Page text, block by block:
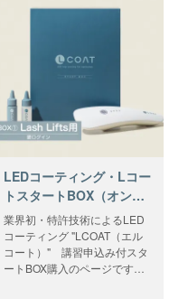
ました。それに伴い、規格に
ます。講習をお申込みしたア
カウントでログイン、テクニ
カル講習後に郵送されたライ
センスコードをご入力くださ
い。
LEDコーティング・Lコー
トスタートBOX（オンラ
イン講習＋商材選択）
業界初・特許技術によるLED
コーティング "LCOAT（エル
コート）" 講習申込み付スタ
ートBOX購入のページです。